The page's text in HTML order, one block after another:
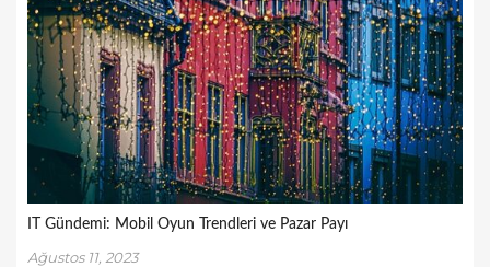
IT Gündemi: Mobil Oyun Trendleri ve Pazar Payı
Ağustos 11, 2023